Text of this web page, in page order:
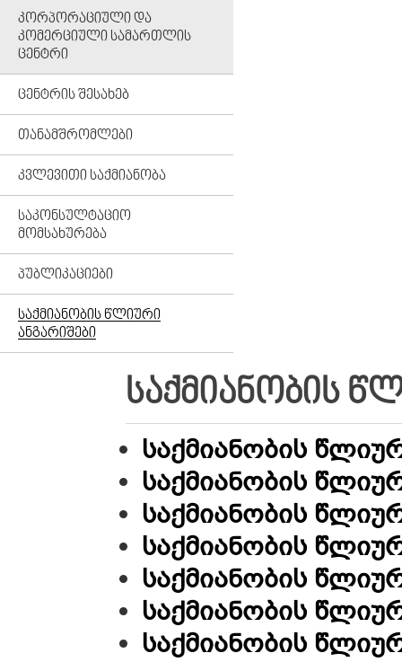
ᲙᲝᲠᲞᲝᲠᲐᲪᲘᲣᲚᲘ ᲓᲐ
ᲙᲝᲛᲔᲠᲪᲘᲣᲚᲘ ᲡᲐᲛᲐᲠᲗᲚᲘᲡ
ᲪᲔᲜᲢᲠᲘ
ᲪᲔᲜᲢᲠᲘᲡ ᲨᲔᲡᲐᲮᲔᲑ
ᲗᲐᲜᲐᲛᲨᲠᲝᲛᲚᲔᲑᲘ
ᲙᲕᲚᲔᲕᲘᲗᲘ ᲡᲐᲥᲛᲘᲐᲜᲝᲑᲐ
ᲡᲐᲙᲝᲜᲡᲣᲚᲢᲐᲪᲘᲝ
ᲛᲝᲛᲡᲐᲮᲣᲠᲔᲑᲐ
ᲞᲣᲑᲚᲘᲙᲐᲪᲘᲔᲑᲘ
ᲡᲐᲥᲛᲘᲐᲜᲝᲑᲘᲡ ᲬᲚᲘᲣᲠᲘ
ᲐᲜᲒᲐᲠᲘᲨᲔᲑᲘ
ᲡᲐᲥᲛᲘᲐᲜᲝᲑᲘᲡ
საქმიანობის
საქმიანობის
საქმიანობის
საქმიანობის
საქმიანობის
საქმიანობის
საქმიანობის